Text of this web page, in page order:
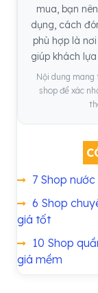
mua, bạn
dụng, cách
phù hợp là
giúp khách
Nội dung
shop để xác
7 Shop
6 Shop
giá tốt
10 Shop
giá mềm